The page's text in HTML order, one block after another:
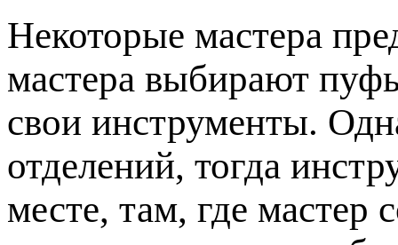
Некоторые мастера
мастера выбирают
свои инструменты.
отделений, тогда
месте, там, где